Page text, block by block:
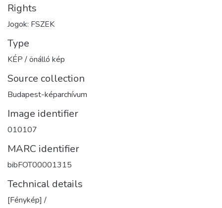
Rights
Jogok: FSZEK
Type
KÉP / önálló kép
Source collection
Budapest-képarchívum
Image identifier
010107
MARC identifier
bibFOT00001315
Technical details
[Fénykép] /